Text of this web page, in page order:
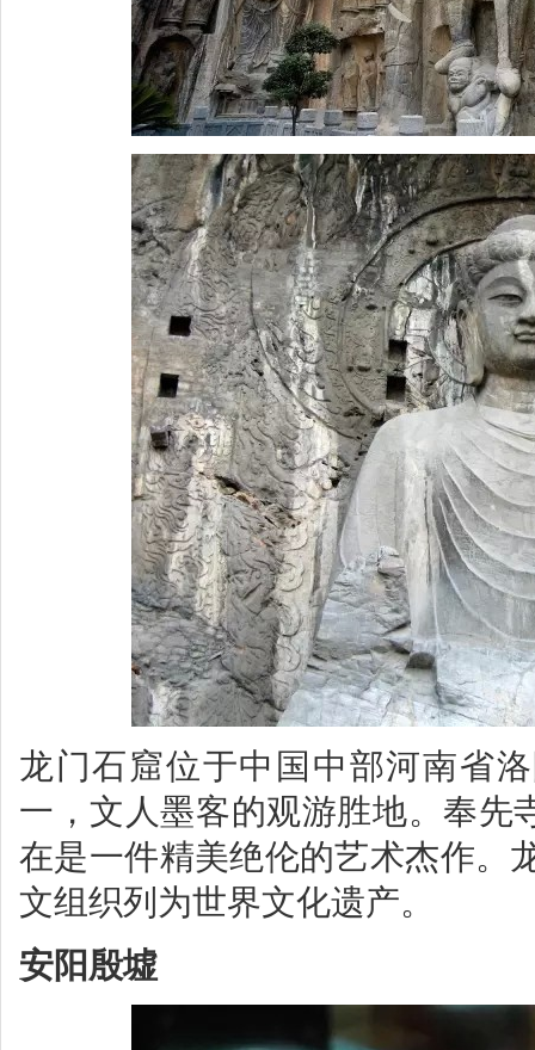
龙门石窟位于中国中部河南省
一，文人墨客的观游胜地。奉先
在是一件精美绝伦的艺术杰作。
文组织列为世界文化遗产。
安阳殷墟